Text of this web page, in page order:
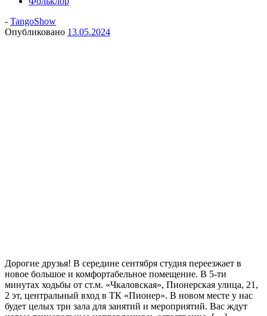
- TangoShow
Опубликовано 13.05.2024
Дорогие друзья! В середине сентября студия переезжает в
новое большое и комфортабельное помещение. В 5-ти
минутах ходьбы от ст.м. «Чкаловская», Пионерская улица, 21,
2 эт, центральный вход в ТК «Пионер». В новом месте у нас
будет целых три зала для занятий и мероприятий. Вас ждут